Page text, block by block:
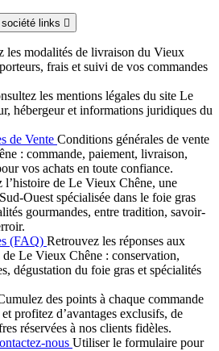
links 
les modalités de livraison du Vieux
frais et suivi de vos commandes
les mentions légales du site Le
hébergeur et informations juridiques du
de Vente Conditions générales de vente
: commande, paiement, livraison,
vos achats en toute confiance.
l’histoire de Le Vieux Chêne, une
Ouest spécialisée dans le foie gras
gourmandes, entre tradition, savoir-
(FAQ) Retrouvez les réponses aux
de Le Vieux Chêne : conservation,
dégustation du foie gras et spécialités
des points à chaque commande
profitez d’avantages exclusifs, de
réservées à nos clients fidèles.
nous Utiliser le formulaire pour